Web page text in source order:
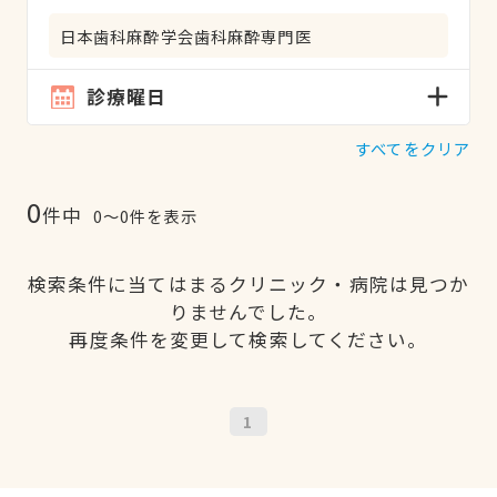
日本歯科麻酔学会歯科麻酔専門医
診療曜日
すべてをクリア
0件中 0〜0件を表示
検索条件に当てはまるクリニック・病院は見つか
りませんでした。
再度条件を変更して検索してください。
1